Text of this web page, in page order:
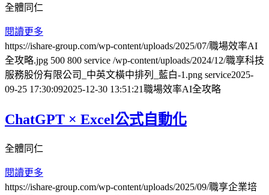
全體同仁
閱讀更多
https://ishare-group.com/wp-content/uploads/2025/07/職場效率AI
全攻略.jpg 500 800 service /wp-content/uploads/2024/12/職享科技
服務股份有限公司_中英文橫中排列_藍白-1.png service2025-
09-25 17:30:092025-12-30 13:51:21職場效率AI全攻略
ChatGPT × Excel公式自動化
全體同仁
閱讀更多
https://ishare-group.com/wp-content/uploads/2025/09/職享企業培